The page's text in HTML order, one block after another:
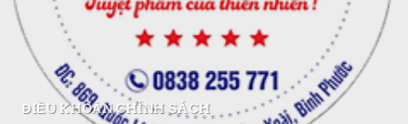
ĐIỀU KHOẢN CHÍNH SÁCH